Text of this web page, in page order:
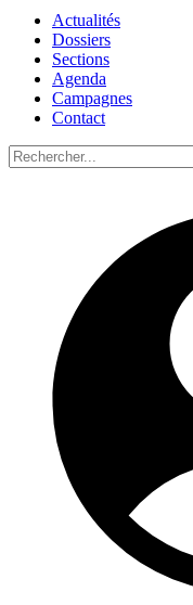
Actualités
Dossiers
Sections
Agenda
Campagnes
Contact